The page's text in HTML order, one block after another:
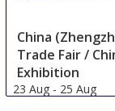
China
Trade Fair /
Exhibition
23 Aug - 25 Aug